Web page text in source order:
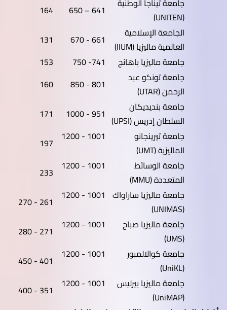
(UNITEN)
641 – 650
164
الجامعة الإسلامية
العالمية ماليزيا (IIUM)
661 - 670
131
جامعة ماليزيا باهانج
741- 750
153
جامعة تونكو عبد
الرحمن (UTAR)
801 - 850
160
جامعة بنديديكان
السلطان إدريس (UPSI)
951 - 1000
171
جامعة تيرينجانو
الماليزية (UMT)
197
جامعة الوسائط
المتعددة (MMU)
233
جامعة ماليزيا ساراواك
(UNIMAS)
261 - 270
جامعة ماليزيا صباح
(UMS)
271 - 280
جامعة كوالالمبور
(UniKL)
401 - 450
جامعة ماليزيا بيرليس
(UniMAP)
351 - 400